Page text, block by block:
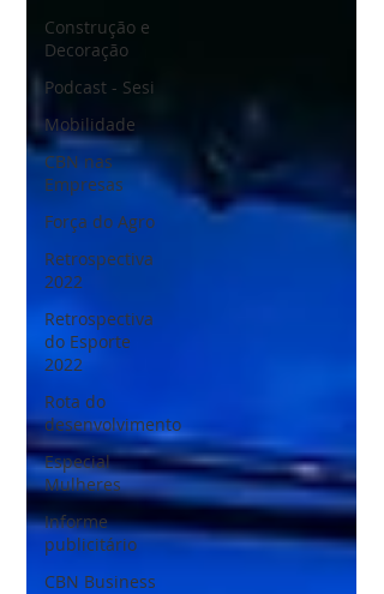
Construção e
Decoração
Podcast - Sesi
Mobilidade
CBN nas
Empresas
Força do Agro
Retrospectiva
2022
Retrospectiva
do Esporte
2022
Rota do
desenvolvimento
Especial
Mulheres
Informe
publicitário
CBN Business